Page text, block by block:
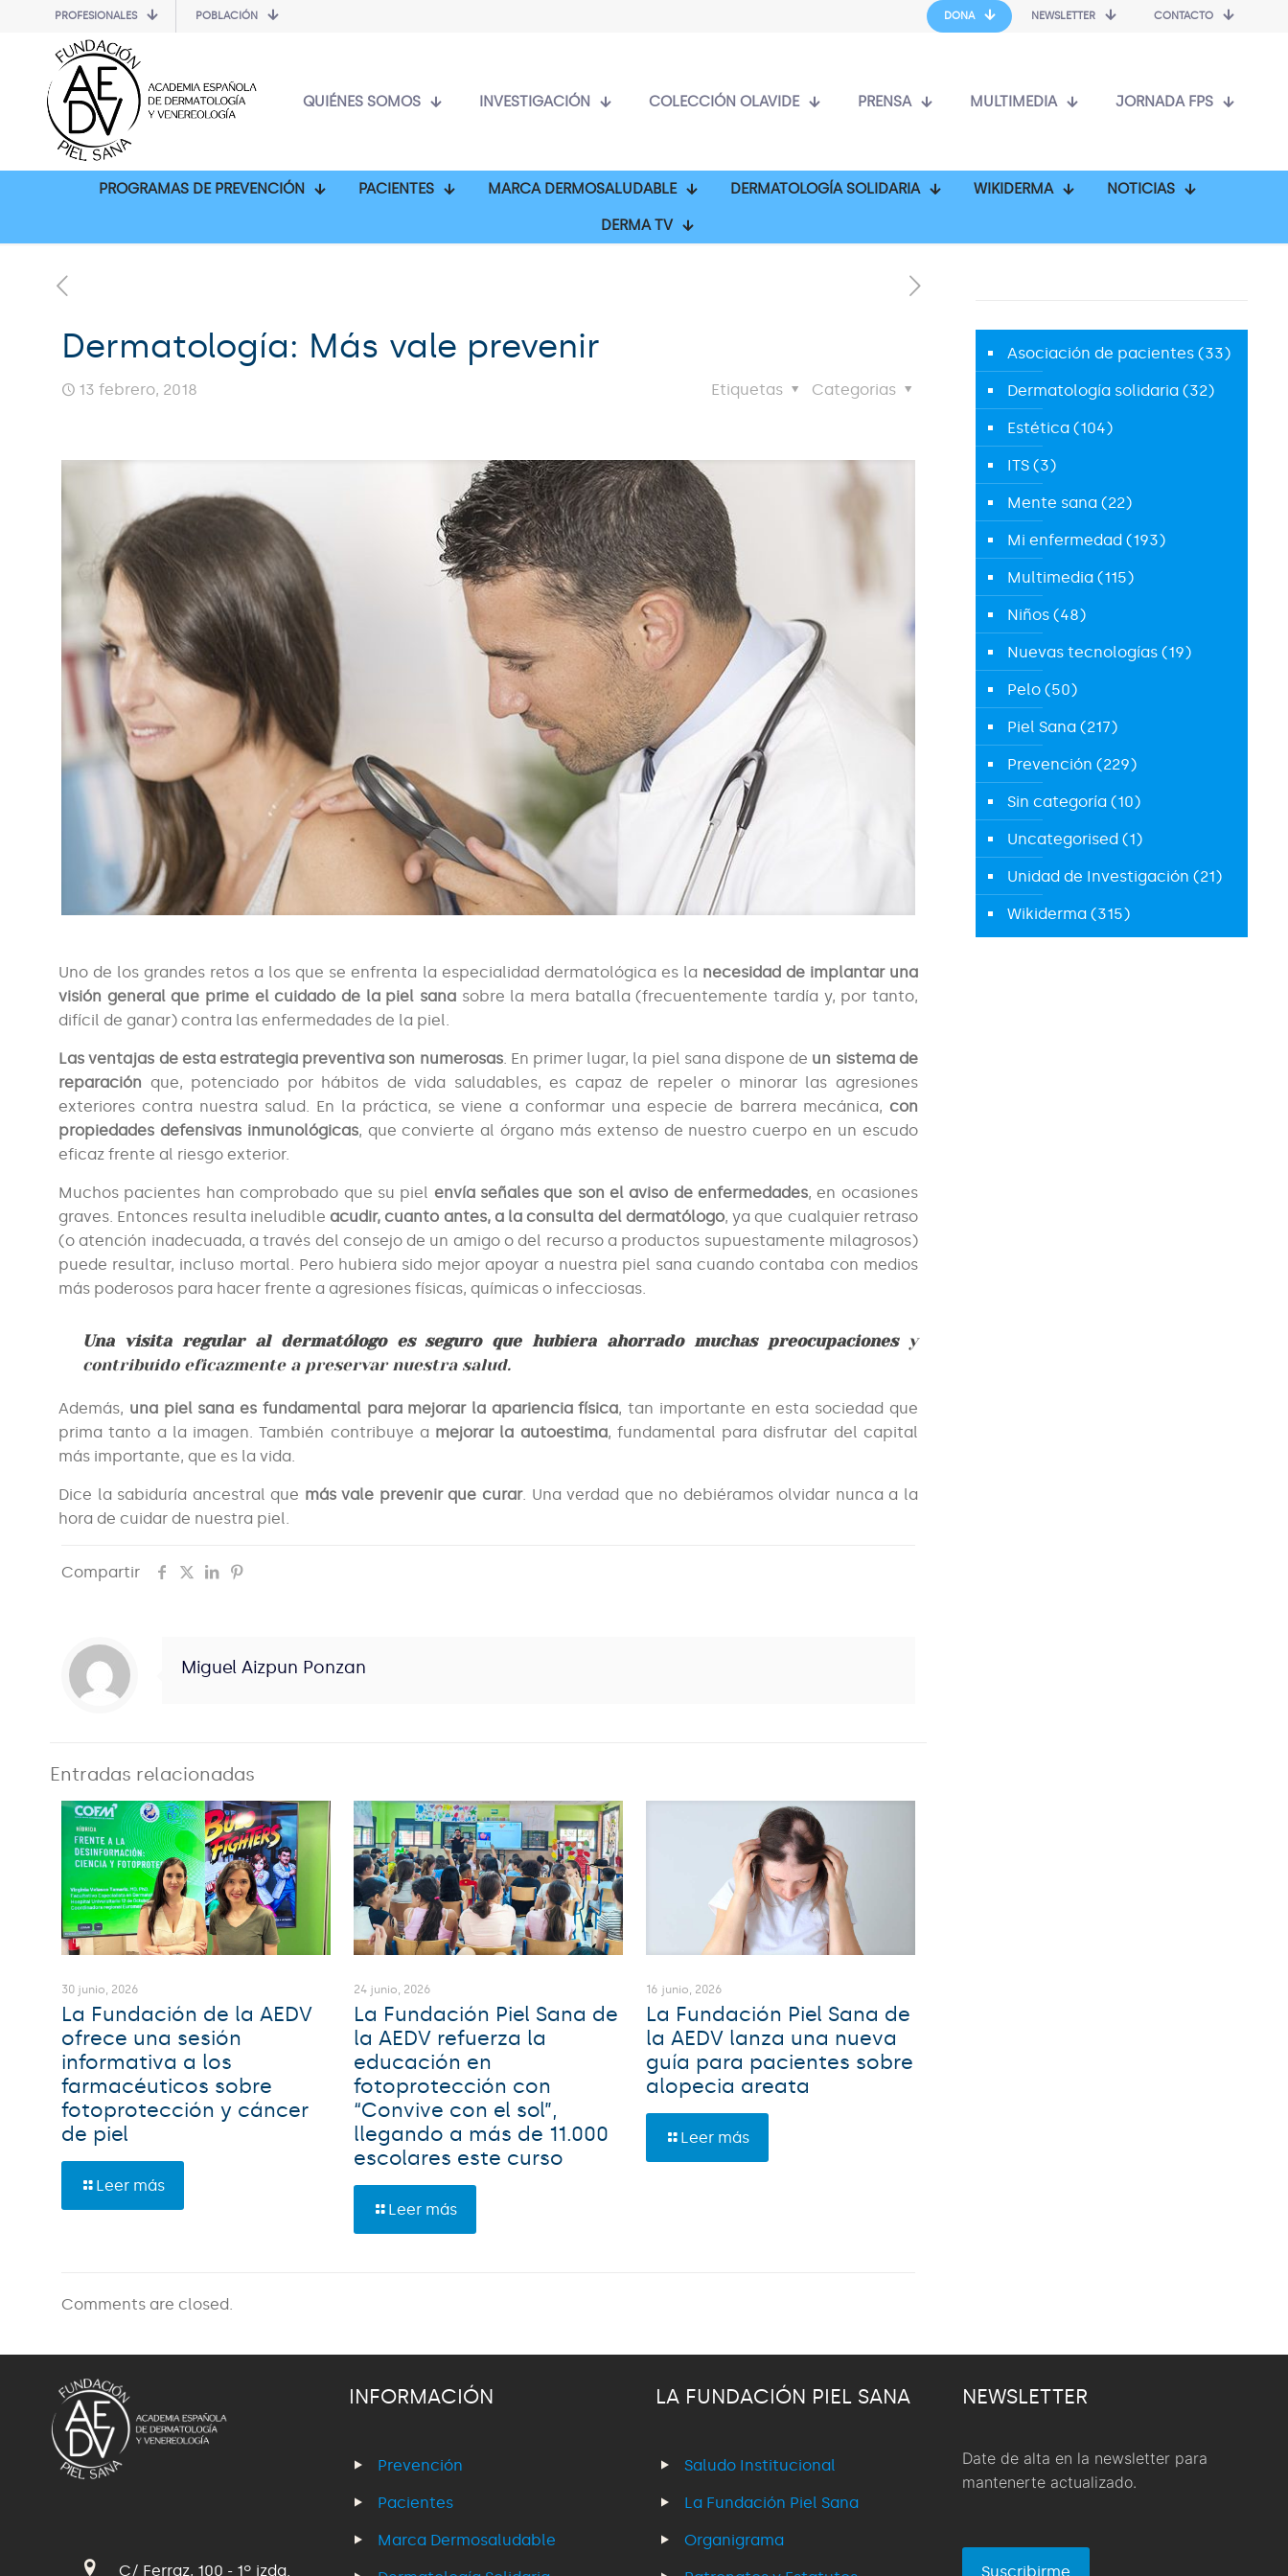
PROFESIONALES POBLACIÓN DONA NEWSLETTER CONTACTO
QUIÉNES SOMOS INVESTIGACIÓN COLECCIÓN OLAVIDE PRENSA MULTIMEDIA JORNADA FPS
PROGRAMAS DE PREVENCIÓN PACIENTES MARCA DERMOSALUDABLE DERMATOLOGÍA SOLIDARIA WIKIDERMA NOTICIAS
DERMA TV
Dermatología: Más vale prevenir
13 febrero, 2018 Categorias
Etiquetas
Uno de los grandes retos a los que se enfrenta la especialidad dermatológica es la necesidad de implantar una
visión general que prime el cuidado de la piel sanasobre la mera batalla (frecuentemente tardía y, por tanto,
difícil de ganar) contra las enfermedades de la piel.
Las ventajas de esta estrategia preventiva son numerosas. En primer lugar, la piel sana dispone de un sistema de
reparación que, potenciado por hábitos de vida saludables, es capaz de repeler o minorar las agresiones
exteriores contra nuestra salud. En la práctica, se viene a conformar una especie de barrera mecánica, con
propiedades defensivas inmunológicas, que convierte al órgano más extenso de nuestro cuerpo en un escudo
eficaz frente al riesgo exterior.
Muchos pacientes han comprobado que su piel envía señales que son el aviso de enfermedades, en ocasiones
graves. Entonces resulta ineludibleacudir, cuanto antes, a la consulta del dermatólogo, ya que cualquier retraso
(o atención inadecuada, a través del consejo de un amigo o del recurso a productos supuestamente milagrosos)
puede resultar, incluso mortal. Pero hubiera sido mejor apoyar a nuestra piel sana cuando contaba con medios
más poderosos para hacer frente a agresiones físicas, químicas o infecciosas.
Una visita regular al dermatólogo es seguro que hubiera ahorrado muchas preocupaciones y
contribuido eficazmente a preservar nuestra salud.
Además, una piel sana es fundamental para mejorar la apariencia física, tan importante en esta sociedad que
prima tanto a la imagen. También contribuye a mejorar la autoestima, fundamental para disfrutar del capital
más importante, que es la vida.
Dice la sabiduría ancestral que más vale prevenir que curar. Una verdad que no debiéramos olvidar nunca a la
hora de cuidar de nuestra piel.
Compartir
Miguel Aizpun Ponzan
Entradas relacionadas
30 junio, 2026
La Fundación de la AEDV
ofrece una sesión
informativa a los
farmacéuticos sobre
fotoprotección y cáncer
de piel
Leer más
24 junio, 2026
La Fundación Piel Sana de
la AEDV refuerza la
educación en
fotoprotección con
“Convive con el sol”,
llegando a más de 11.000
escolares este curso
Leer más
16 junio, 2026
La Fundación Piel Sana de
la AEDV lanza una nueva
guía para pacientes sobre
alopecia areata
Leer más
Comments are closed.
Asociación de pacientes (33)
Dermatología solidaria (32)
Estética (104)
ITS (3)
Mente sana (22)
Mi enfermedad (193)
Multimedia (115)
Niños (48)
Nuevas tecnologías (19)
Pelo (50)
Piel Sana (217)
Prevención (229)
Sin categoría (10)
Uncategorised (1)
Unidad de Investigación (21)
Wikiderma (315)
C/ Ferraz, 100 - 1º izda.
INFORMACIÓN
Prevención
Pacientes
Marca Dermosaludable
LA FUNDACIÓN PIEL SANA
Saludo Institucional
La Fundación Piel Sana
Organigrama
NEWSLETTER
Date de alta en la newsletter para
mantenerte actualizado.
Suscribirme